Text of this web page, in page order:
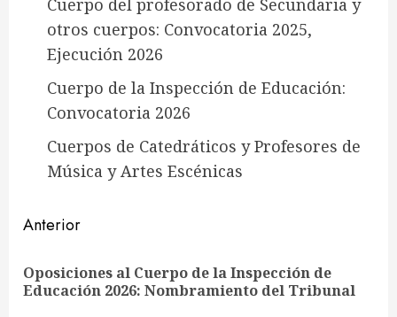
Cuerpo del profesorado de Secundaria y
otros cuerpos: Convocatoria 2025,
Ejecución 2026
Cuerpo de la Inspección de Educación:
Convocatoria 2026
Cuerpos de Catedráticos y Profesores de
Música y Artes Escénicas
Sigue
leyendo
Anterior
Oposiciones al Cuerpo de la Inspección de
Educación 2026: Nombramiento del Tribunal